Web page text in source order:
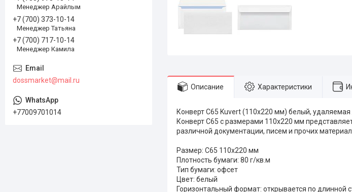
Описание Характеристики
Конверт С65 Kuvert (110х220 мм) белый, удаляемая
Конверт С65 с размерами 110х220 мм
различной документации, писем и прочих
Размер: C65 110х220 мм
Плотность бумаги: 80 г/кв.м
Тип бумаги: офсет
Цвет: белый
Горизонтальный формат: открывается по длинной
Менеджер Арайлым
+7 (700) 373-10-14
Менеджер Татьяна
+7 (700) 717-10-14
Менеджер Камила
dossmarket@mail.ru
+77009701014